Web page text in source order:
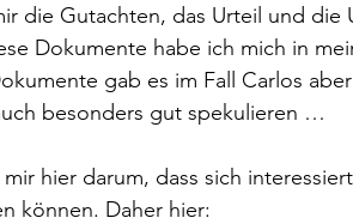
die Gutachten, das Urteil und
Dokumente habe ich mich in
gab es im Fall Carlos
besonders gut spekulieren …
hier darum, dass sich
können. Daher hier: